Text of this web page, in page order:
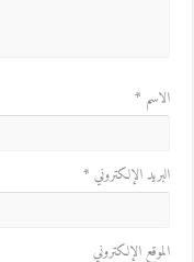
الاسم *
البريد الإلكتروني *
الموقع الإلكتروني